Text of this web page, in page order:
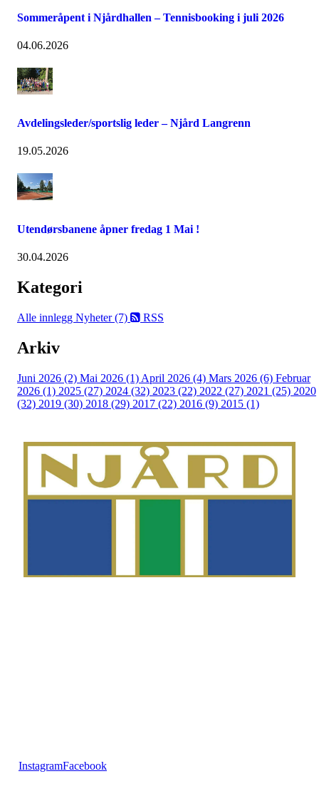
Sommeråpent i Njårdhallen – Tennisbooking i juli 2026
04.06.2026
Avdelingsleder/sportslig leder – Njård Langrenn
19.05.2026
Utendørsbanene åpner fredag 1 Mai !
30.04.2026
Kategori
Alle innlegg Nyheter (7) RSS
Arkiv
Juni 2026 (2) Mai 2026 (1) April 2026 (4) Mars 2026 (6) Februar
2026 (1) 2025 (27) 2024 (32) 2023 (22) 2022 (27) 2021 (25) 2020
(32) 2019 (30) 2018 (29) 2017 (22) 2016 (9) 2015 (1)
InstagramFacebook